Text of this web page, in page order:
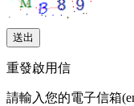
重發啟用信
請輸入您的電子信箱